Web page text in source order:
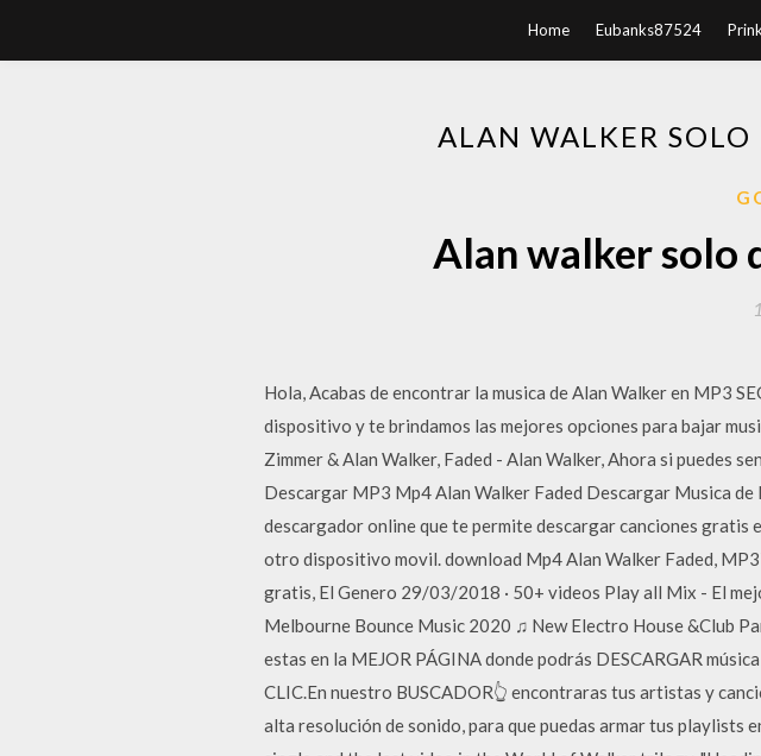
Home Eubanks87524
ALAN WALKER
Alan walker solo
Hola, Acabas de encontrar la musica de Alan Walker en MP3
dispositivo y te brindamos las mejores opciones para bajar
Zimmer & Alan Walker, Faded - Alan Walker, Ahora si puedes
Descargar MP3 Mp4 Alan Walker Faded Descargar Musica
descargador online que te permite descargar canciones gratis
otro dispositivo movil. download Mp4 Alan Walker Faded,
gratis, El Genero 29/03/2018 · 50+ videos Play all Mix - El
Melbourne Bounce Music 2020 ♫ New Electro House &Club
estas en la MEJOR PÁGINA donde podrás DESCARGAR
CLIC.En nuestro BUSCADOR👆 encontraras tus artistas y
alta resolución de sonido, para que puedas armar tus